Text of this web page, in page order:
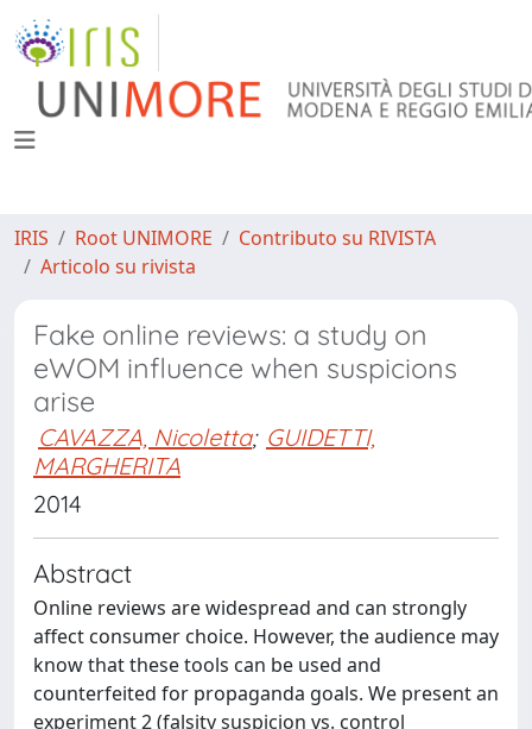
IRIS Root UNIMORE
Contributo su RIVISTA
Articolo su rivista
Fake online reviews: a study on
eWOM influence when suspicions
arise
CAVAZZA, Nicoletta; GUIDETTI,
MARGHERITA
2014
Abstract
Online reviews are widespread and can strongly
affect consumer choice. However, the audience may
know that these tools can be used and
counterfeited for propaganda goals. We present an
experiment 2 (falsity suspicion vs. control